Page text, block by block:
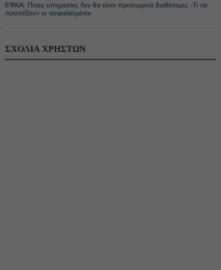
ΕΦΚΑ: Ποιες υπηρεσίες δεν θα είναι προσωρινά διαθέσιμες -Τι να
προσέξουν οι ασφαλισμένοι
ΣΧΟΛΙΑ ΧΡΗΣΤΩΝ